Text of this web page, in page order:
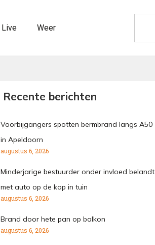
Live Weer
Recente berichten
Voorbijgangers spotten bermbrand langs A50
in Apeldoorn
augustus 6, 2026
Minderjarige bestuurder onder invloed belandt
met auto op de kop in tuin
augustus 6, 2026
Brand door hete pan op balkon
augustus 6, 2026